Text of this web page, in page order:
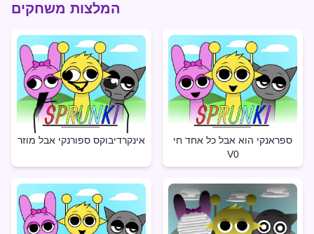
המלצות משחקים
אינקרדיבוקס ספורנקי אבל מוזר
ספראנקי הוא אבל כל אחד חי
V0